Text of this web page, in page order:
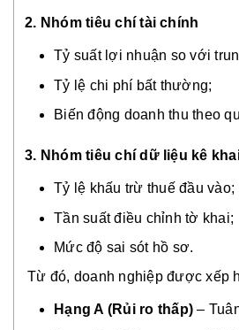
2. Nhóm tiêu chí tài chính
Tỷ suất lợi nhuận so với
Tỷ lệ chi phí bất thường;
Biến động doanh thu theo
3. Nhóm tiêu chí dữ liệu kê
Tỷ lệ khấu trừ thuế đầu vào;
Tần suất điều chỉnh tờ khai;
Mức độ sai sót hồ sơ.
Từ đó, doanh nghiệp được xếp
Hạng A (Rủi ro thấp) –